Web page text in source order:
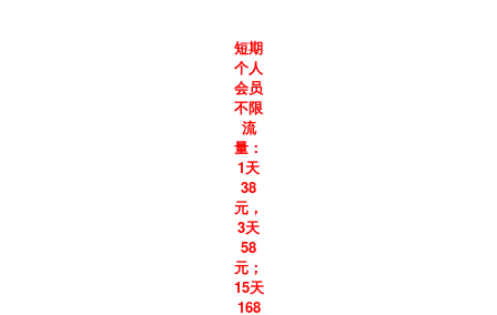
短期
个人
会员
不限
流
量：
1天
38
元，
3天
58
元；
15天
168